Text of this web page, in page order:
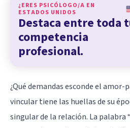
¿ERES PSICÓLOGO/A EN
ESTADOS UNIDOS
Destaca entre toda
competencia
profesional.
¿Qué demandas esconde el amor-
vincular tiene las huellas de su
singular de la relación. La palabra